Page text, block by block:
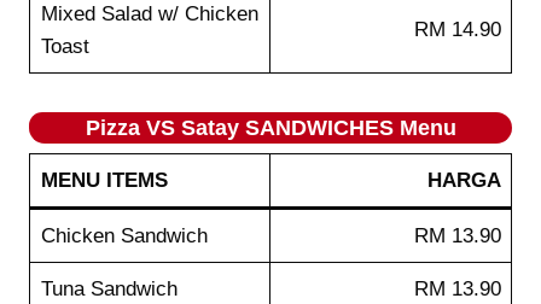
Mixed Salad w/ Chicken
Toast
RM 14.90
Pizza VS Satay SANDWICHES Menu
MENU ITEMS HARGA
Chicken Sandwich RM 13.90
Tuna Sandwich RM 13.90